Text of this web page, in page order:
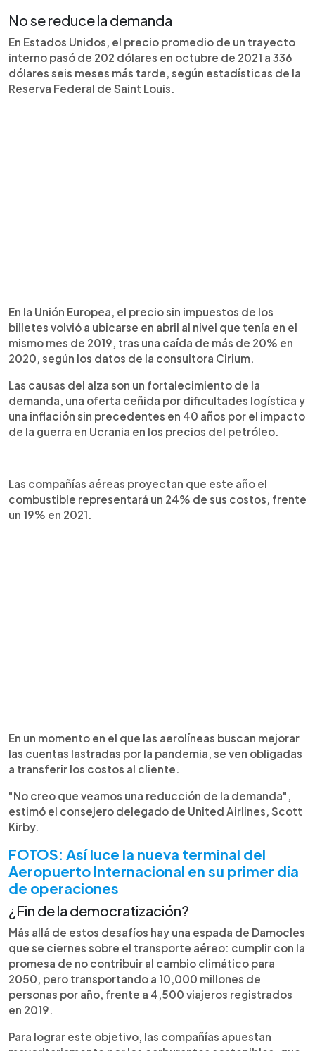
No se reduce la demanda
En Estados Unidos, el precio promedio de un trayecto
interno pasó de 202 dólares en octubre de 2021 a 336
dólares seis meses más tarde, según estadísticas de la
Reserva Federal de Saint Louis.
En la Unión Europea, el precio sin impuestos de los
billetes volvió a ubicarse en abril al nivel que tenía en el
mismo mes de 2019, tras una caída de más de 20% en
2020, según los datos de la consultora Cirium.
Las causas del alza son un fortalecimiento de la
demanda, una oferta ceñida por dificultades logística y
una inflación sin precedentes en 40 años por el impacto
de la guerra en Ucrania en los precios del petróleo.
Las compañías aéreas proyectan que este año el
combustible representará un 24% de sus costos, frente
un 19% en 2021.
En un momento en el que las aerolíneas buscan mejorar
las cuentas lastradas por la pandemia, se ven obligadas
a transferir los costos al cliente.
"No creo que veamos una reducción de la demanda",
estimó el consejero delegado de United Airlines, Scott
Kirby.
FOTOS: Así luce la nueva terminal del
Aeropuerto Internacional en su primer día
de operaciones
¿Fin de la democratización?
Más allá de estos desafíos hay una espada de Damocles
que se ciernes sobre el transporte aéreo: cumplir con la
promesa de no contribuir al cambio climático para
2050, pero transportando a 10,000 millones de
personas por año, frente a 4,500 viajeros registrados
en 2019.
Para lograr este objetivo, las compañías apuestan